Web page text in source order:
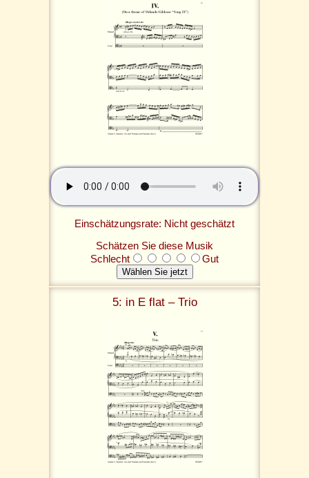
Einschätzungsrate: Nicht geschätzt
Schätzen Sie diese Musik
Schlecht
Gut
5: in E flat – Trio